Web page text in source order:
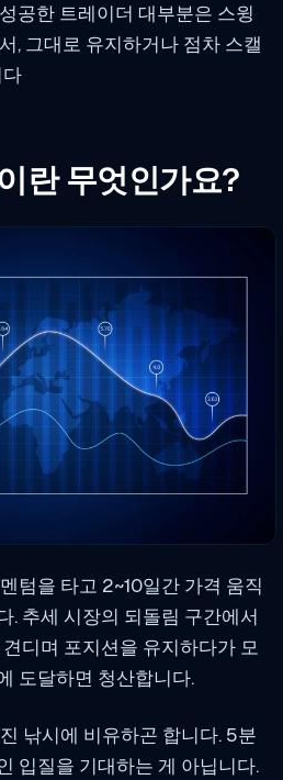
공한 트레이더 대부분은 스윙
, 그대로 유지하거나 점차 스캘
란 무엇인가요?
텀을 타고 2~10일간 가격 움직
. 추세 시장의 되돌림 구간에서
디며 포지션을 유지하다가 모
도달하면 청산합니다.
낚시에 비유하곤 합니다. 5분
입질을 기대하는 게 아닙니다.